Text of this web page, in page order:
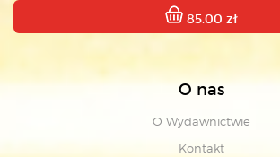
85.00 zł
O nas
O Wydawnictwie
Kontakt